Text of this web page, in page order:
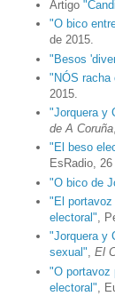
Artigo
"O bico
de 2015.
"Besos
"NÓS racha
2015.
"Jorquera y
de A Coruña
"El beso
EsRadio,
"O bico de
"El portavoz
electoral",
"Jorquera y
sexual", El
"O portavoz
electoral" ,